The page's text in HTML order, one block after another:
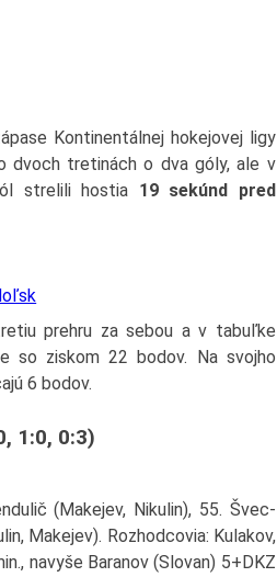
Kontinentálnej hokejovej ligy
dvoch tretinách o dva góly, ale v
strelili hostia 19 sekúnd pred
prehru za sebou a v tabuľke
so ziskom 22 bodov. Na svojho
6 bodov.
1:0, 0:3)
(Makejev, Nikulin), 55. Švec-
Makejev). Rozhodcovia: Kulakov,
navyše Baranov (Slovan) 5+DKZ